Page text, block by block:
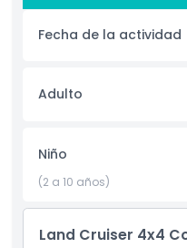
Fecha de la actividad
Adulto
Niño
(2 a 10 años)
Land Cruiser 4x4